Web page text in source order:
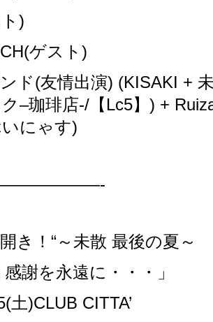
)
ゲスト )
ド(友情出演) (KISAKI +
–珈琲店-/ 【 Lc5】 ) +
にゃす)
き！ “ ～未散 最後の夏～
感謝を永遠に・・・」
土)CLUB CITTA’